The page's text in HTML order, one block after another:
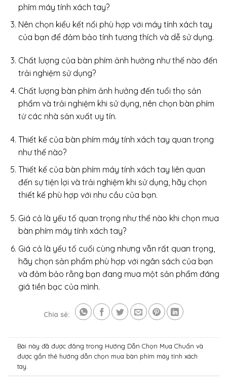
phím máy tính xách tay?
Nên chọn kiểu kết nối phù hợp với máy tính xách tay
của bạn để đảm bảo tính tương thích và dễ sử dụng.
Chất lượng của bàn phím ảnh hưởng như thế nào đến
trải nghiệm sử dụng?
Chất lượng bàn phím ảnh hưởng đến tuổi thọ sản
phẩm và trải nghiệm khi sử dụng, nên chọn bàn phím
từ các nhà sản xuất uy tín.
Thiết kế của bàn phím máy tính xách tay quan trọng
như thế nào?
Thiết kế của bàn phím máy tính xách tay liên quan
đến sự tiện lợi và trải nghiệm khi sử dụng, hãy chọn
thiết kế phù hợp với nhu cầu của bạn.
Giá cả là yếu tố quan trọng như thế nào khi chọn mua
bàn phím máy tính xách tay?
Giá cả là yếu tố cuối cùng nhưng vẫn rất quan trọng,
hãy chọn sản phẩm phù hợp với ngân sách của bạn
và đảm bảo rằng bạn đang mua một sản phẩm đáng
giá tiền bạc của mình.
Chia sẻ:
Bài này đã được đăng trong Hướng Dẫn Chọn Mua Chuẩn và
được gắn thẻ hướng dẫn chọn mua bàn phím máy tính xách
tay